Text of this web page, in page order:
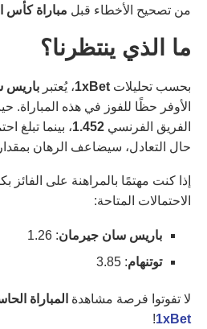
من تصحيح الأخطاء قبل مباراة كأس
ما الذي ينتظرنا؟
بحسب تحليلات 1xBet، يُعتبر باريس
الأوفر حظًا للفوز في هذه المباراة.
الفريق الفرنسي 1.452، بينما تبلغ
حال التعادل، سيضاعف الرهان بمقدار
إذا كنت مهتمًا بالمراهنة على الفائز
الاحتمالات المتاحة:
باريس سان جيرمان: 1.26
توتنهام: 3.85
لا تفوتوا فرصة مشاهدة المباراة
1xBet
!